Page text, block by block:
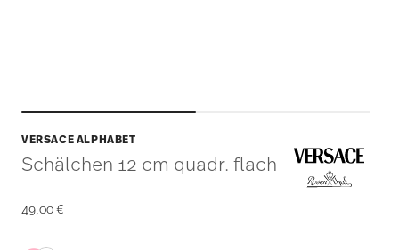
VERSACE ALPHABET
Schälchen 12 cm quadr. flach
49,00 €